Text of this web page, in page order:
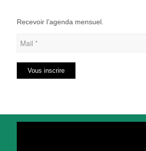
Recevoir l’agenda mensuel.